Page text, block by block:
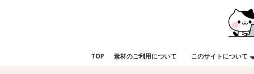
TOP 素材のご利用について このサイトについて